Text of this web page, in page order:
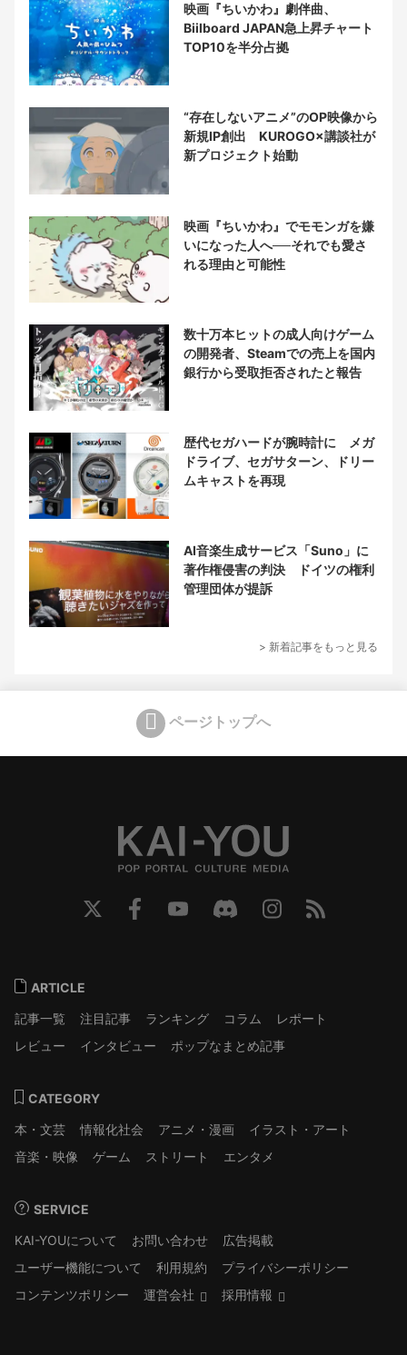
映画『ちいかわ』劇伴曲、
Biilboard JAPAN急上昇チャート
TOP10を半分占拠
“存在しないアニメ”のOP映像から
新規IP創出 KUROGO×講談社が
新プロジェクト始動
映画『ちいかわ』でモモンガを嫌
いになった人へ──それでも愛さ
れる理由と可能性
数十万本ヒットの成人向けゲーム
の開発者、Steamでの売上を国内
銀行から受取拒否されたと報告
歴代セガハードが腕時計に メガ
ドライブ、セガサターン、ドリー
ムキャストを再現
AI音楽生成サービス「Suno」に
著作権侵害の判決 ドイツの権利
管理団体が提訴
> 新着記事をもっと見る
ページトップへ
ARTICLE
記事一覧
注目記事 ランキング コラム
レポート
レビュー
インタビュー ポップなまとめ記事
CATEGORY
本・文芸
情報化社会 アニメ・漫画
イラスト・アート
音楽・映像
ゲーム ストリート エンタメ
SERVICE
KAI-YOUについて
お問い合わせ
広告掲載
ユーザー機能について
利用規約
プライバシーポリシー
コンテンツポリシー
運営会社 採用情報